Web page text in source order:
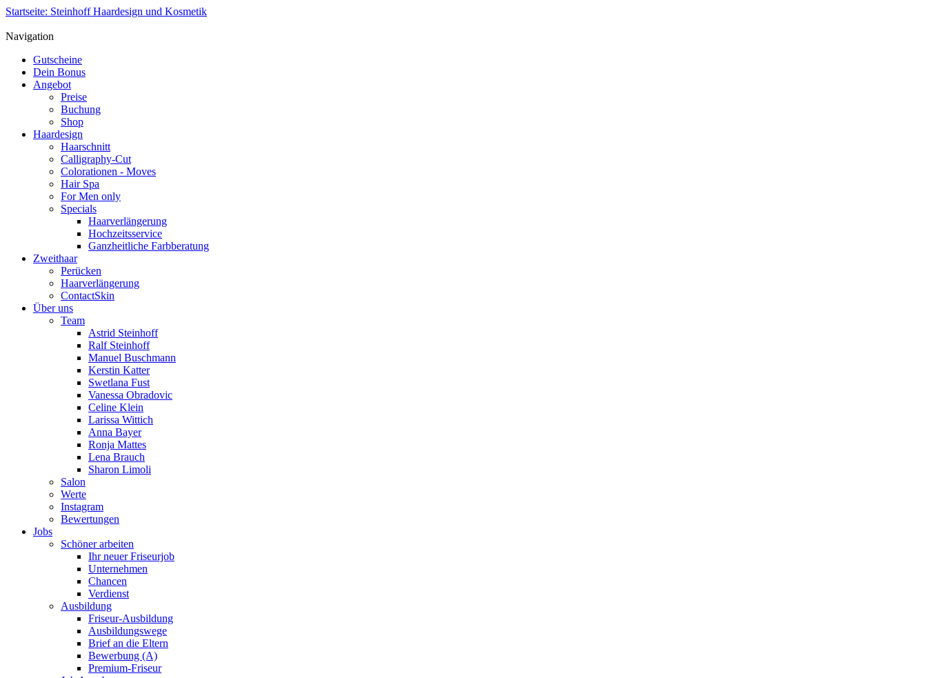
Startseite: Steinhoff Haardesign und Kosmetik
Navigation
Gutscheine
Dein Bonus
Angebot
Preise
Buchung
Shop
Haardesign
Haarschnitt
Calligraphy-Cut
Colorationen - Moves
Hair Spa
For Men only
Specials
Haarverlängerung
Hochzeitsservice
Ganzheitliche Farbberatung
Zweithaar
Perücken
Haarverlängerung
ContactSkin
Über uns
Team
Astrid Steinhoff
Ralf Steinhoff
Manuel Buschmann
Kerstin Katter
Swetlana Fust
Vanessa Obradovic
Celine Klein
Larissa Wittich
Anna Bayer
Ronja Mattes
Lena Brauch
Sharon Limoli
Salon
Werte
Instagram
Bewertungen
Jobs
Schöner arbeiten
Ihr neuer Friseurjob
Unternehmen
Chancen
Verdienst
Ausbildung
Friseur-Ausbildung
Ausbildungswege
Brief an die Eltern
Bewerbung (A)
Premium-Friseur